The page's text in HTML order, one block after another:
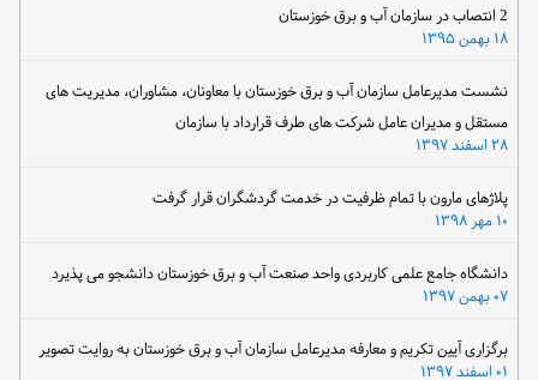
۱۸ بهمن ۱۳۹۵
نشست مدیرعامل سازمان آب و برق خوزستان با معاونان، مشاوران، مدیریت های
مستقل و مدیران عامل شرکت های طرف قرارداد با سازمان
۲۸ اسفند ۱۳۹۷
پلاژهای مارون با تمام ظرفیت در خدمت گردشگران قرار گرفت
دانشگاه جامع علمی کاربردی واحد صنعت آب و برق خوزستان دانشجو می پذیرد
۰۷ بهمن ۱۳۹۷
برگزاری آیین تکریم و معارفه مدیرعامل سازمان آب و برق خوزستان به روایت تصویر